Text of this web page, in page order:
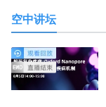
空中讲坛